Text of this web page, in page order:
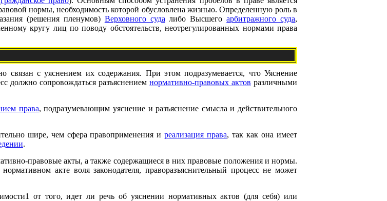
нормы, необходимость которой обусловлена жизнью. Определенную роль в
(решения пленумов) Верховного суда либо Высшегоарбитражного суда,
кругу лиц по поводу обстоятельств, неотрегулированных нормами права
связан с уяснением их содержания. При этом подразумевается, что Уяснение
должно сопровождаться разъяснением нормативно-правовых актов различными
права, подразумевающим уяснение и разъяснение смысла и действительного
шире, чем сфера правоприменения иреализация права, так как она имеет
.
правовые акты, а также содержащиеся в них правовые положения и нормы.
акте воля законодателя, праворазъяснительный процесс не может
от того, идет ли речь об уяснении нормативных актов (для себя) или